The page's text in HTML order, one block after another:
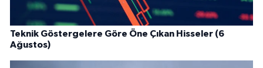
Teknik Göstergelere Göre Öne Çıkan Hisseler (6
Ağustos)